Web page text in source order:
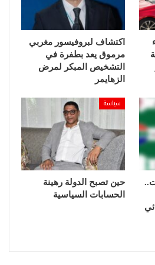
الضالة، ومعالجة ظاهرة
إلى محميات وأماكن أخرى بعيدة
الثروة الحيوانية والتخفيف
القطعان سيعمق من حجم
مئات الأسر القروية بالمنطقة
القطاع كمصدر وحيد للعيش.
اكتشاف لبروفيسور مغربي
مرموق يعد بطفرة في
التشخيص المبكر لمرض
الزهايمر
سياسة
حين تصبح الدولة رهينة
الحسابات السياسية